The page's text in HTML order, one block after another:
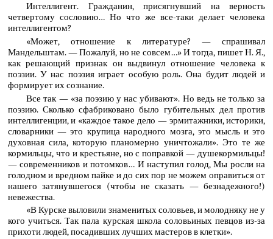
Интеллигент. Гражданин, присягнувший на верность
четвертому сословию… Но что же все-таки делает человека
интеллигентом?
«Может, отношение к литературе? — спрашивал
Мандельштам. — Пожалуй, но не совсем…» И тогда, пишет Н. Я.,
как решающий признак он выдвинул отношение человека к
поэзии. У нас поэзия играет особую роль. Она будит людей и
формирует их сознание.
Все так — «за поэзию у нас убивают». Но ведь не только за
поэзию. Сколько сфабриковано было губительных дел против
интеллигенции, и «каждое такое дело — эрмитажники, историки,
словарники — это крупица народного мозга, это мысль и это
духовная сила, которую планомерно уничтожали». Это те же
кормильцы, что и крестьяне, но с поправкой — душекормильцы!
— современников и потомков… И наступил голод, Мы росли на
голодном и вредном пайке и до сих пор не можем оправиться от
нашего затянувшегося (чтобы не сказать — безнадежного!)
невежества.
«В Курске выловили знаменитых соловьев, и молодняку не у
кого учиться. Так пала курская школа соловьиных певцов из-за
прихоти людей, посадивших лучших мастеров в клетки».